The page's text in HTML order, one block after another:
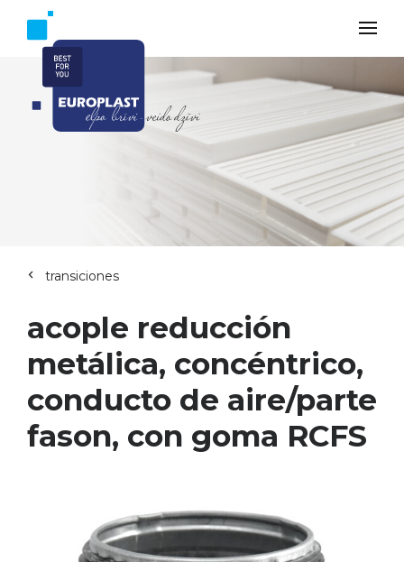
transiciones
acople reducción
metálica, concéntrico,
conducto de aire/parte
fason, con goma RCFS